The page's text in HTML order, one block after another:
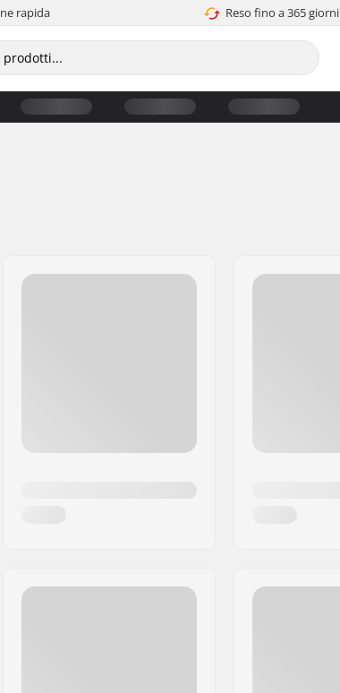
rapida Reso fino a 365 giorni